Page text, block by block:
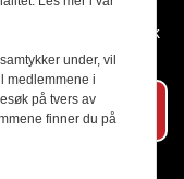
og presseetikken slik
under, vil
medlemmene i
på tvers av
finner du på